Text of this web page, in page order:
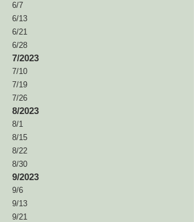
6/7
6/13
6/21
6/28
7/2023
7/10
7/19
7/26
8/2023
8/1
8/15
8/22
8/30
9/2023
9/6
9/13
9/21